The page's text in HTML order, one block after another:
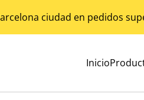
ciudad en pedidos
Inicio